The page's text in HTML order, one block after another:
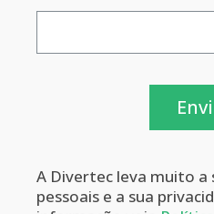
A Divertec leva muito a
pessoais e a sua